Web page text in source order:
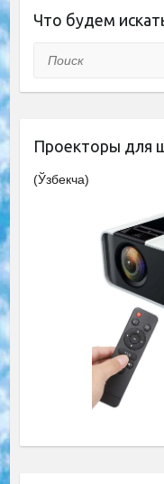
Что будем
Поиск
Проекторы для
(Ўзбекча)